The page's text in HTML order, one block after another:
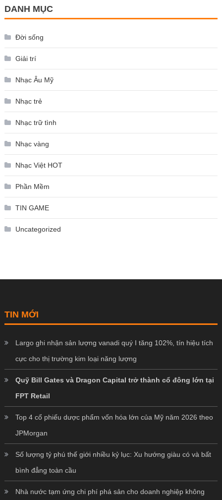
DANH MỤC
Đời sống
Giải trí
Nhạc Âu Mỹ
Nhạc trẻ
Nhạc trữ tình
Nhạc vàng
Nhạc Việt HOT
Phần Mềm
TIN GAME
Uncategorized
TIN MỚI
Largo ghi nhận sản lượng vanadi quý I tăng 102%, tín hiệu tích
cực cho thị trường kim loại năng lượng
Quỹ Bill Gates và Dragon Capital trở thành cổ đông lớn tại
FPT Retail
Top 4 cổ phiếu dược phẩm vốn hóa lớn của Mỹ năm 2026 theo
JPMorgan
Số lượng tỷ phú thế giới nhiều kỷ lục: Xu hướng giàu có và bất
bình đẳng toàn cầu
Nhà nước tạm ứng chi phí phá sản cho doanh nghiệp không